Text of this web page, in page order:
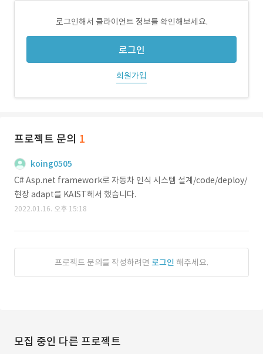
로그인해서 클라이언트 정보를 확인해보세요.
로그인
회원가입
프로젝트 문의 1
koing0505
C# Asp.net framework로 자동차 인식 시스템 설계/code/deploy/
현장 adapt를 KAIST헤서 했습니다.
2022.01.16. 오후 15:18
프로젝트 문의를 작성하려면 로그인 해주세요.
모집 중인 다른 프로젝트